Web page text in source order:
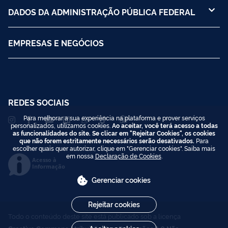
DADOS DA ADMINISTRAÇÃO PÚBLICA FEDERAL
EMPRESAS E NEGÓCIOS
REDES SOCIAIS
Acesso à
Informação
Todo o conteúdo deste site está publicado sob a licença
Para melhorar a sua experiência na plataforma e prover serviços
personalizados, utilizamos cookies. Ao aceitar, você terá acesso a todas
as funcionalidades do site. Se clicar em "Rejeitar Cookies", os cookies
que não forem estritamente necessários serão desativados. Para
escolher quais quer autorizar, clique em "Gerenciar cookies". Saiba mais
em nossa Declaração de Cookies.
Gerenciar cookies
Rejeitar cookies